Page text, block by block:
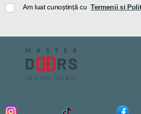
Am luat cunoștință cu Termenii și